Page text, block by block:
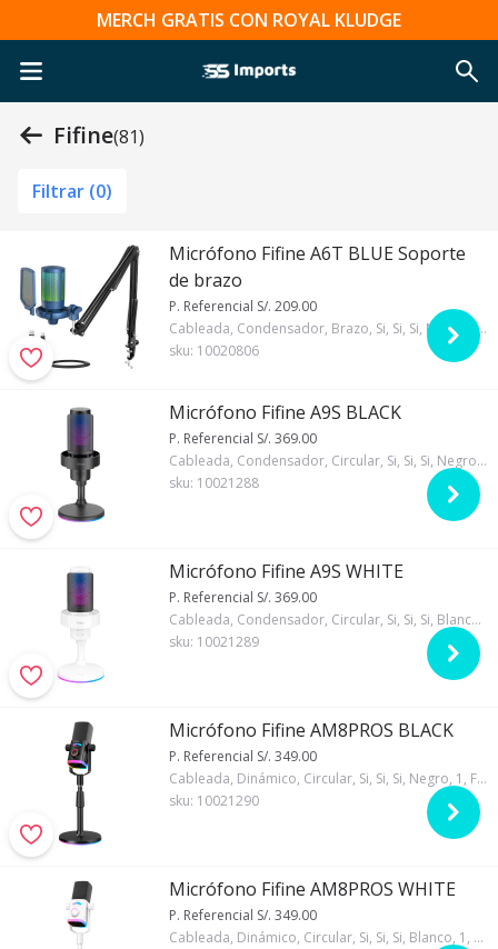
MERCH GRATIS CON ROYAL KLUDGE
Fifine(81)
Filtrar (0)
Micrófono Fifine A6T BLUE Soporte
de brazo
P. Referencial S/. 209.00
Cableada, Condensador, Brazo, Si, Si, Si, No, No, Azul, 5/8, Si, 1, Fifine, RGB
sku: 10020806
Micrófono Fifine A9S BLACK
P. Referencial S/. 369.00
Cableada, Condensador, Circular, Si, Si, Si, Negro, 1, Fifine, RGB
sku: 10021288
Micrófono Fifine A9S WHITE
P. Referencial S/. 369.00
Cableada, Condensador, Circular, Si, Si, Si, Blanco, 1, Fifine, RGB
sku: 10021289
Micrófono Fifine AM8PROS BLACK
P. Referencial S/. 349.00
Cableada, Dinámico, Circular, Si, Si, Si, Negro, 1, Fifine, RGB
sku: 10021290
Micrófono Fifine AM8PROS WHITE
P. Referencial S/. 349.00
Cableada, Dinámico, Circular, Si, Si, Si, Blanco, 1, Fifine, RGB